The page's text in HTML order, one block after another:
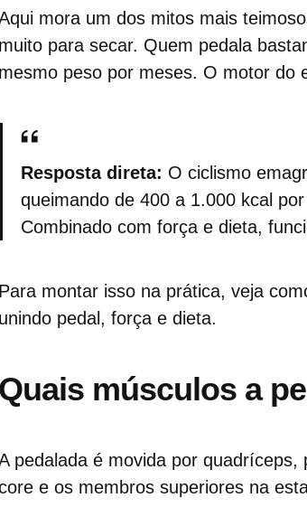
mora um dos mitos mais
muito para secar. Quem pedala
mesmo peso por meses. O motor do
Resposta direta: O ciclismo
queimando de 400 a 1.000 kcal
Combinado com força e dieta,
Para montar isso na prática, veja
unindo pedal, força e dieta.
Quais músculos a
pedalada é movida por
e os membros superiores na